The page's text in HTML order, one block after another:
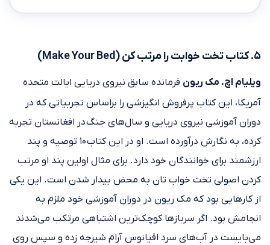
۵. کتاب تخت خوابت را مرتب کن (Make Your Bed)
ویلیام اچ. مک ریون فرمانده سابق نیروی دریایی ایالت متحده
آمریکا، این کتاب پرفروش انگیزشی را براساس تجربیاتی که در
دوران آموزشی نیروی دریایی و سال‌های جنگ در افغانستان تجربه
کرده، به نگارش درآورده است. او در این کتاب ۱۰ توصیه و پند
ارزشمند برای خوانندگان خود دارد. برای مثال اولین پند او مرتب
کردن اصولی تخت خواب تان به محض بیدار شدن است. این یکی
از کارهایی بود که مک ریون در دوران آموزشی خود ملزم به
انجامش بود. اگر سربازها کوچک‌ترین اشتباهی مرتکب می‌شدند
می‌بایست در آب‌های سرد اقیانوس آرام شیرجه زده و سپس روی